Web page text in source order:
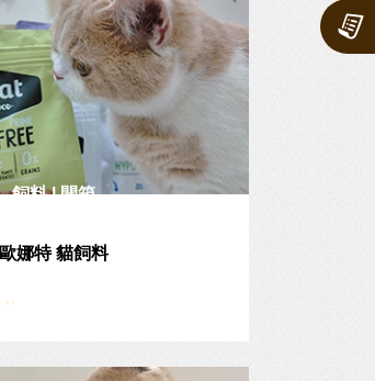
飼料 | 開箱
歐娜特 貓飼料